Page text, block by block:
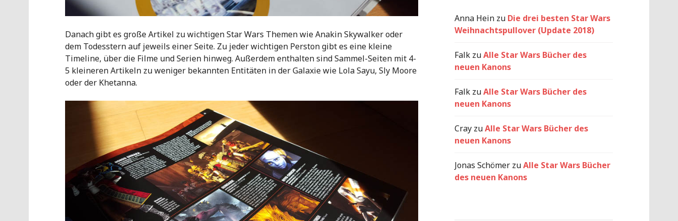
Danach gibt es große Artikel zu wichtigen Star Wars Themen wie Anakin Skywalker oder
dem Todesstern auf jeweils einer Seite. Zu jeder wichtigen Perston gibt es eine kleine
Timeline, über die Filme und Serien hinweg. Außerdem enthalten sind Sammel-Seiten mit 4-
5 kleineren Artikeln zu weniger bekannten Entitäten in der Galaxie wie Lola Sayu, Sly Moore
oder der Khetanna.
Anna Hein zu Die drei besten Star Wars
Weihnachtspullover (Update 2018)
Falk zuAlle Star Wars Bücher des
neuen Kanons
Falk zuAlle Star Wars Bücher des
neuen Kanons
Cray zuAlle Star Wars Bücher des
neuen Kanons
Jonas Schömer zuAlle Star Wars Bücher
des neuen Kanons